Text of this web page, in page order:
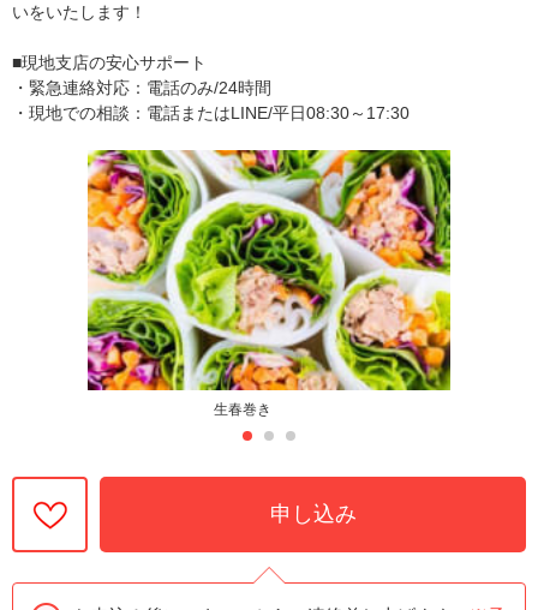
いをいたします！
■現地支店の安心サポート
・緊急連絡対応：電話のみ/24時間
・現地での相談：電話またはLINE/平日08:30～17:30
生春巻き
申し込み